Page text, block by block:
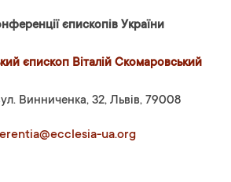
єпископів України
єпископ Віталій Скомаровський
Винниченка, 32, Львів, 79008
ua.org